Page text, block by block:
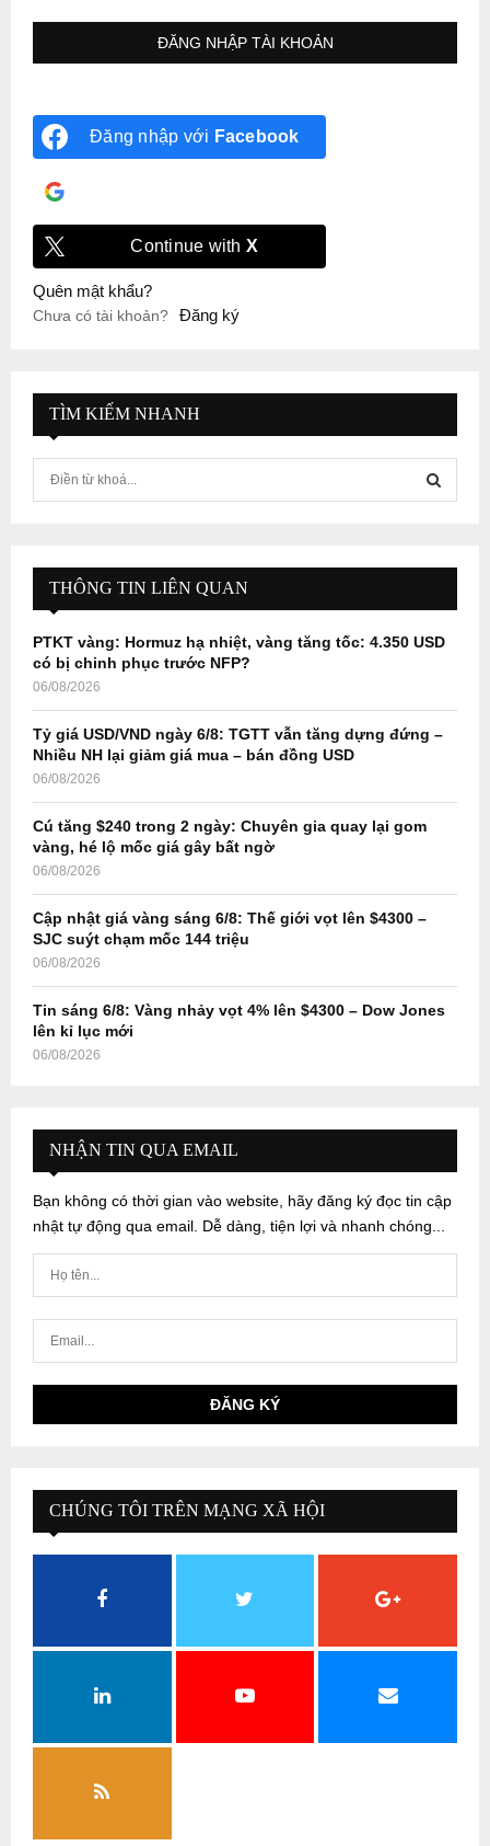
Đăng nhập với Facebook
Continue with X
Quên mật khẩu?
Chưa có tài khoản? Đăng ký
TÌM KIẾM NHANH
f
r
E
A
H
THÔNG TIN LIÊN QUAN
PTKT vàng: Hormuz hạ nhiệt, vàng tăng tốc: 4.350 USD
có bị chinh phục trước NFP?
06/08/2026
Tỷ giá USD/VND ngày 6/8: TGTT vẫn tăng dựng đứng –
Nhiều NH lại giảm giá mua – bán đồng USD
06/08/2026
Cú tăng $240 trong 2 ngày: Chuyên gia quay lại gom
vàng, hé lộ mốc giá gây bất ngờ
06/08/2026
Cập nhật giá vàng sáng 6/8: Thế giới vọt lên $4300 –
SJC suýt chạm mốc 144 triệu
06/08/2026
Tin sáng 6/8: Vàng nhảy vọt 4% lên $4300 – Dow Jones
lên kỉ lục mới
06/08/2026
NHẬN TIN QUA EMAIL
Bạn không có thời gian vào website, hãy đăng ký đọc tin cập
nhật tự động qua email. Dễ dàng, tiện lợi và nhanh chóng...
CHÚNG TÔI TRÊN MẠNG XÃ HỘI